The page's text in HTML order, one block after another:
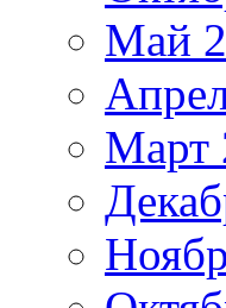
Май
Март